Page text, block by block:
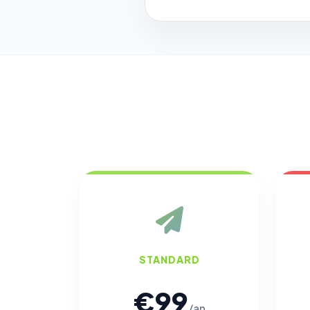
STANDARD
€99